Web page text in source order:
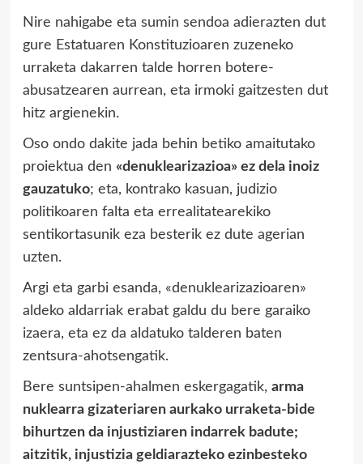
Nire nahigabe eta sumin sendoa adierazten dut
gure Estatuaren Konstituzioaren zuzeneko
urraketa dakarren talde horren botere-
abusatzearen aurrean, eta irmoki gaitzesten dut
hitz argienekin.
Oso ondo dakite jada behin betiko amaitutako
proiektua den «denuklearizazioa» ez dela inoiz
gauzatuko; eta, kontrako kasuan, judizio
politikoaren falta eta errealitatearekiko
sentikortasunik eza besterik ez dute agerian
uzten.
Argi eta garbi esanda, «denuklearizazioaren»
aldeko aldarriak erabat galdu du bere garaiko
izaera, eta ez da aldatuko talderen baten
zentsura-ahotsengatik.
Bere suntsipen-ahalmen eskergagatik, arma
nuklearra gizateriaren aurkako urraketa-bide
bihurtzen da injustiziaren indarrek badute;
aitzitik, injustizia geldiarazteko ezinbesteko